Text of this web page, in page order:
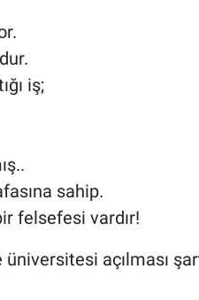
iş;
sahip.
felsefesi vardır!
açılması